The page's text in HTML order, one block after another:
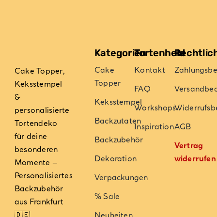
Cake Topper,
Keksstempel
&
personalisierte
Tortendeko
für deine
besonderen
Momente –
Personalisiertes
Backzubehör
aus Frankfurt
🇩🇪
Kategorien
Cake
Topper
Keksstempel
Backzutaten
Backzubehör
Dekoration
Verpackungen
% Sale
Neuheiten
Tortenheld
Kontakt
FAQ
Workshops
InspirationAGB
Vertrag
widerrufen